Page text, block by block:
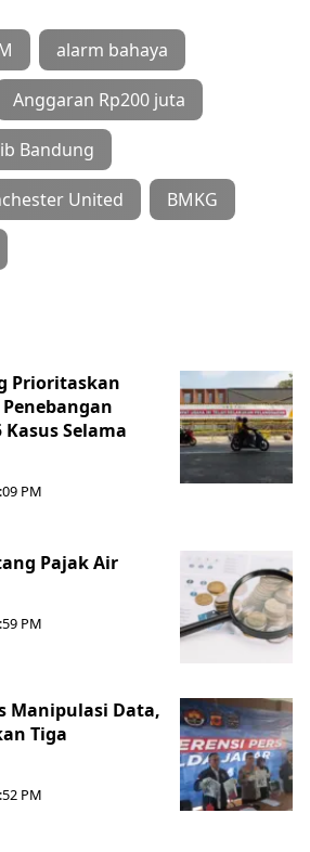
alarm bahaya
Anggaran Rp200 juta
Bandung
United BMKG
Prioritaskan
Selama
PM
Pajak Air
PM
Manipulasi Data,
Tiga
PM